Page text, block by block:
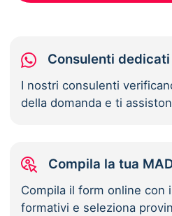
Consulenti dedicati
I nostri consulenti
della domanda e ti
Compila la tua
Compila il form online con
formativi e seleziona